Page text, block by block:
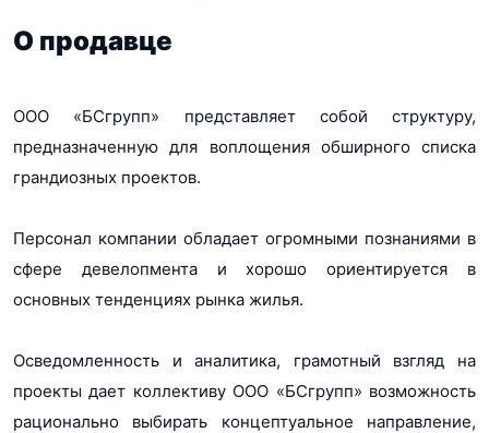
О продавце
ООО «БСгрупп» представляет собой структуру,
предназначенную для воплощения обширного списка
грандиозных проектов.
Персонал компании обладает огромными познаниями в
сфере девелопмента и хорошо ориентируется в
основных тенденциях рынка жилья.
Осведомленность и аналитика, грамотный взгляд на
проекты дает коллективу ООО «БСгрупп» возможность
рационально выбирать концептуальное направление,